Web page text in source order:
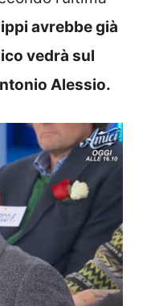
avrebbe già
vedrà sul
Alessio.